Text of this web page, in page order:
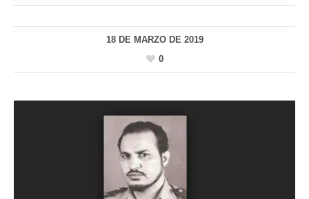
18 DE MARZO DE 2019
0